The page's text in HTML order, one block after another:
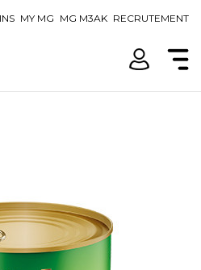
MY MG MG M3AK RECRUTEMENT